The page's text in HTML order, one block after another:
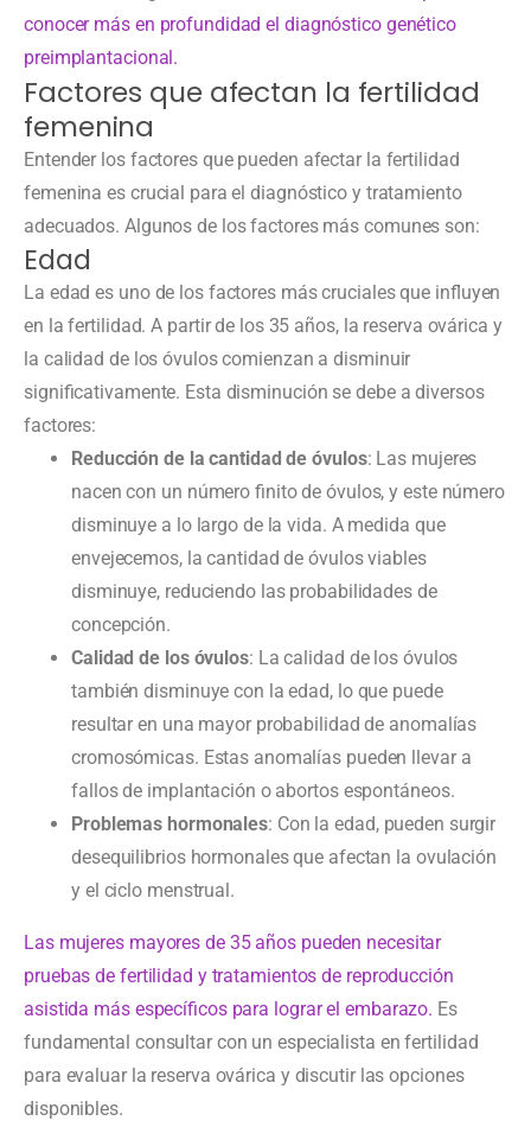
conocer más en profundidad el diagnóstico genético
preimplantacional.
Factores que afectan la fertilidad
femenina
Entender los factores que pueden afectar la fertilidad
femenina es crucial para el diagnóstico y tratamiento
adecuados. Algunos de los factores más comunes son:
Edad
La edad es uno de los factores más cruciales que influyen
en la fertilidad. A partir de los 35 años, la reserva ovárica y
la calidad de los óvulos comienzan a disminuir
significativamente. Esta disminución se debe a diversos
factores:
Reducción de la cantidad de óvulos: Las mujeres
nacen con un número finito de óvulos, y este número
disminuye a lo largo de la vida. A medida que
envejecemos, la cantidad de óvulos viables
disminuye, reduciendo las probabilidades de
concepción.
Calidad de los óvulos: La calidad de los óvulos
también disminuye con la edad, lo que puede
resultar en una mayor probabilidad de anomalías
cromosómicas. Estas anomalías pueden llevar a
fallos de implantación o abortos espontáneos.
Problemas hormonales: Con la edad, pueden surgir
desequilibrios hormonales que afectan la ovulación
y el ciclo menstrual.
Las mujeres mayores de 35 años pueden necesitar
pruebas de fertilidad y tratamientos de reproducción
asistida más específicos para lograr el embarazo. Es
fundamental consultar con un especialista en fertilidad
para evaluar la reserva ovárica y discutir las opciones
disponibles.